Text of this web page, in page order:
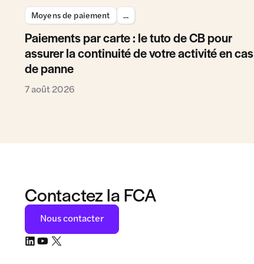
Moyens de paiement ...
Paiements par carte : le tuto de CB pour
assurer la continuité de votre activité en cas
de panne
7 août 2026
Contactez la FCA
Nous contacter